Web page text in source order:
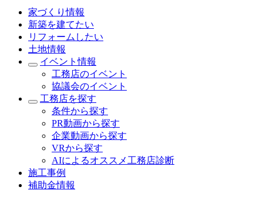
家づくり情報
新築を建てたい
リフォームしたい
土地情報
イベント情報
工務店のイベント
協議会のイベント
工務店を探す
条件から探す
PR動画から探す
企業動画から探す
VRから探す
AIによるオススメ工務店診断
施工事例
補助金情報